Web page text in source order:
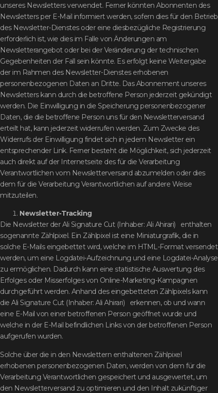
unseres Newsletters verwendet. Ferner könnten Abonnenten des
Newsletters per E-Mail informiert werden, sofern dies für den Betrieb
des Newsletter-Dienstes oder eine diesbezügliche Registrierung
erforderlich ist, wie dies im Falle von Änderungen am
Newsletterangebot oder bei der Veränderung der technischen
Gegebenheiten der Fall sein könnte. Es erfolgt keine Weitergabe
der im Rahmen des Newsletter-Dienstes erhobenen
personenbezogenen Daten an Dritte. Das Abonnement unseres
Newsletters kann durch die betroffene Person jederzeit gekündigt
werden. Die Einwilligung in die Speicherung personenbezogener
Daten, die die betroffene Person uns für den Newsletterversand
erteilt hat, kann jederzeit widerrufen werden. Zum Zwecke des
Widerrufs der Einwilligung findet sich in jedem Newsletter ein
entsprechender Link. Ferner besteht die Möglichkeit, sich jederzeit
auch direkt auf der Internetseite des für die Verarbeitung
Verantwortlichen vom Newsletterversand abzumelden oder dies
dem für die Verarbeitung Verantwortlichen auf andere Weise
mitzuteilen.
Newsletter-Tracking
Die Newsletter der Ali Signature Cut (Inhaber: Ali Ahirari) enthalten
sogenannte Zählpixel. Ein Zählpixel ist eine Miniaturgrafik, die in
solche E-Mails eingebettet wird, welche im HTML-Format versendet
werden, um eine Logdatei-Aufzeichnung und eine Logdatei-Analyse
zu ermöglichen. Dadurch kann eine statistische Auswertung des
Erfolges oder Misserfolges von Online-Marketing-Kampagnen
durchgeführt werden. Anhand des eingebetteten Zählpixels kann
die Ali Signature Cut (Inhaber: Ali Ahirari) erkennen, ob und wann
eine E-Mail von einer betroffenen Person geöffnet wurde und
welche in der E-Mail befindlichen Links von der betroffenen Person
aufgerufen wurden.
Solche über die in den Newslettern enthaltenen Zählpixel
erhobenen personenbezogenen Daten, werden von dem für die
Verarbeitung Verantwortlichen gespeichert und ausgewertet, um
den Newsletterversand zu optimieren und den Inhalt zukünftiger